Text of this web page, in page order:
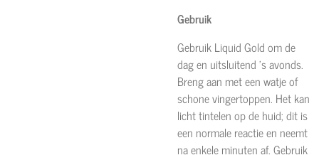
Gebruik
Gebruik Liquid Gold om de
dag en uitsluitend ’s avonds.
Breng aan met een watje of
schone vingertoppen. Het kan
licht tintelen op de huid; dit is
een normale reactie en neemt
na enkele minuten af. Gebruik